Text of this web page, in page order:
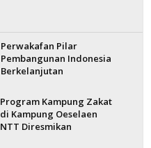
Perwakafan Pilar
Pembangunan Indonesia
Berkelanjutan
Program Kampung Zakat
di Kampung Oeselaen
NTT Diresmikan